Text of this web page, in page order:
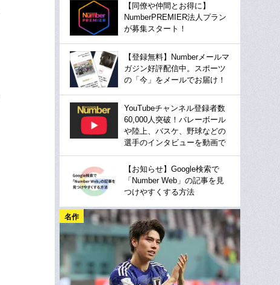
【同僚や仲間とお得に】
NumberPREMIER法人プラン
が募集スタート！
【登録無料】Numberメールマ
ガジン好評配信中。スポーツ
の「今」をメールでお届け！
YouTubeチャンネル登録者数
60,000人突破！バレーボール
や陸上、バスケ、野球などの
選手のインタビューを動画で
【お知らせ】Google検索で
「Number Web」の記事を見
つけやすくする方法
名作